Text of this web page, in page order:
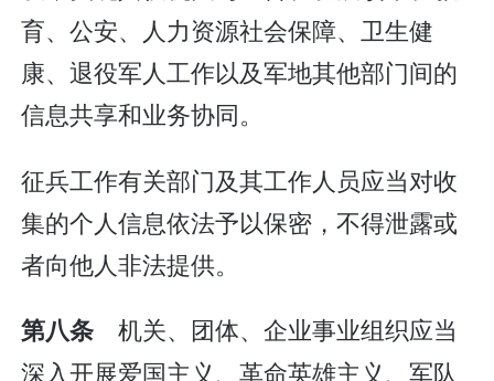
育、公安、人力资源社会保障、卫生健
康、退役军人工作以及军地其他部门间的
信息共享和业务协同。
征兵工作有关部门及其工作人员应当对收
集的个人信息依法予以保密，不得泄露或
者向他人非法提供。
第八条 机关、团体、企业事业组织应当
深入开展爱国主义、革命英雄主义、军队